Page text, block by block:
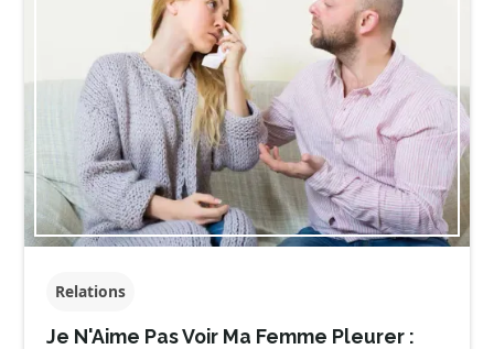
Relations
Je N'Aime Pas Voir Ma Femme Pleurer :